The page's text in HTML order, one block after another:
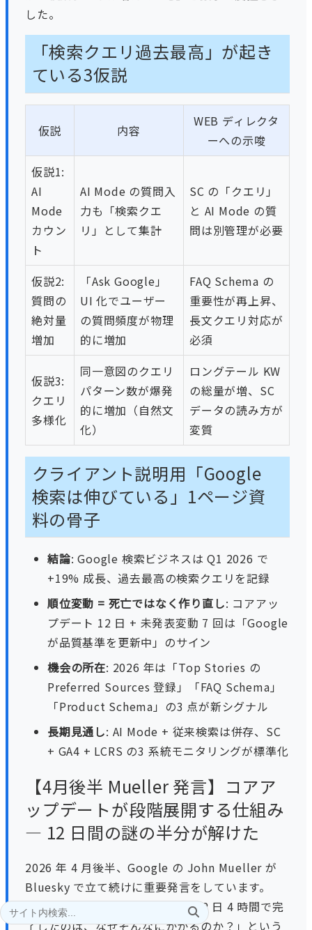
した。
「検索クエリ過去最高」が起き
ている3仮説
仮説 内容
WEB ディレクタ
ーへの示唆
仮説1:
AI
Mode
カウン
ト
AI Mode の質問入
力も「検索クエ
リ」として集計
SC の「クエリ」
と AI Mode の質
問は別管理が必要
仮説2:
質問の
絶対量
増加
「Ask Google」
UI 化でユーザー
の質問頻度が物理
的に増加
FAQ Schema の
重要性が再上昇、
長文クエリ対応が
必須
仮説3:
クエリ
多様化
同一意図のクエリ
パターン数が爆発
的に増加（自然文
化）
ロングテール KW
の総量が増、SC
データの読み方が
変質
クライアント説明用「Google
検索は伸びている」1ページ資
料の骨子
結論: Google 検索ビジネスは Q1 2026 で
+19% 成長、過去最高の検索クエリを記録
順位変動 = 死亡ではなく作り直し: コアアッ
プデート 12 日 + 未発表変動 7 回は「Google
が品質基準を更新中」のサイン
機会の所在: 2026 年は「Top Stories の
Preferred Sources 登録」「FAQ Schema」
「Product Schema」の3 点が新シグナル
長期見通し: AI Mode + 従来検索は併存、SC
+ GA4 + LCRS の3 系統モニタリングが標準化
【4月後半 Mueller 発言】コアア
ップデートが段階展開する仕組み
— 12 日間の謎の半分が解けた
2026 年 4 月後半、Google の John Mueller が
Bluesky で立て続けに重要発言をしています。
「March 2026 Core Update が 12 日 4 時間で完
了したのは、なぜそんなにかかるのか？」という